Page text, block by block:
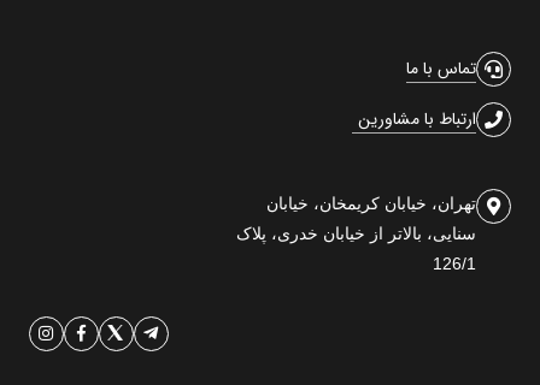
تماس با ما
ارتباط با مشاورین
تهران، خیابان کریمخان، خیابان
سنایی، بالاتر از خیابان خدری، پلاک
126/1